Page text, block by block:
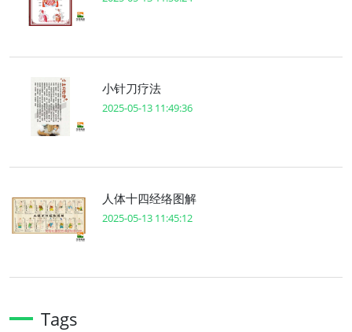
小针刀疗法
2025-05-13 11:49:36
人体十四经络图解
2025-05-13 11:45:12
Tags